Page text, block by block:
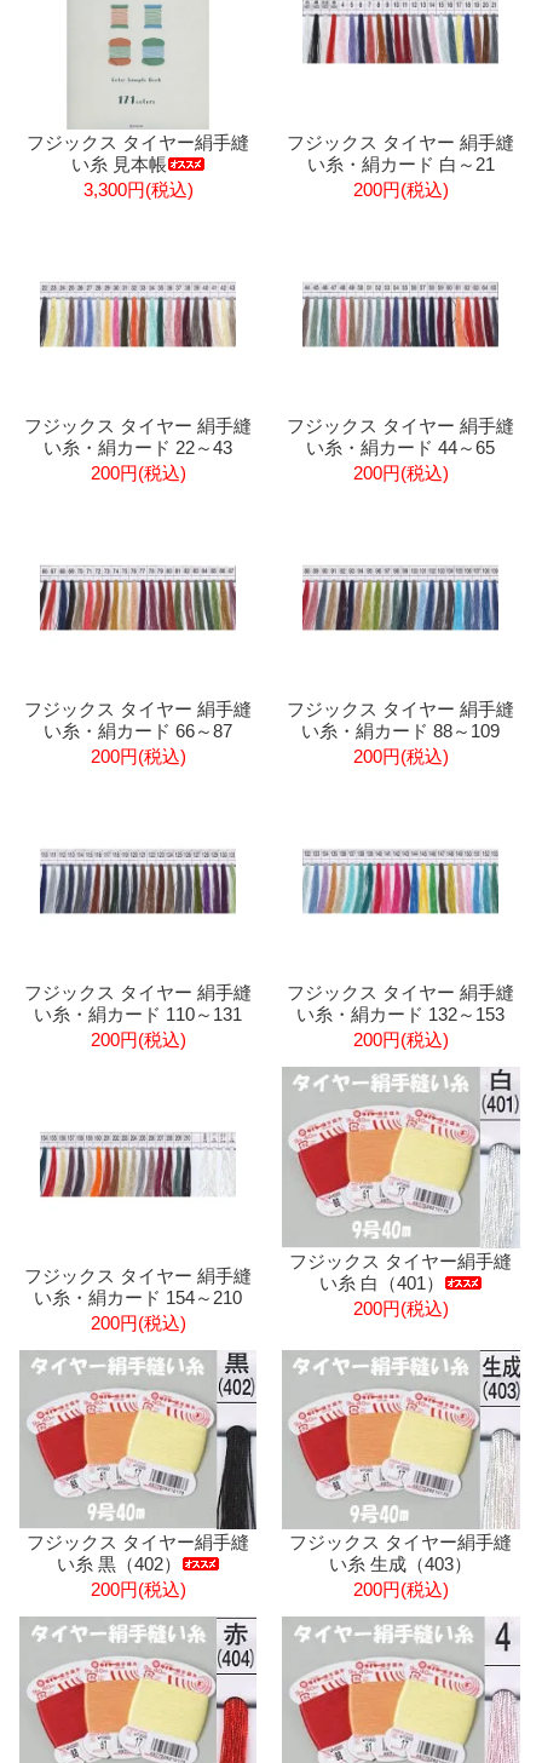
フジックス タイヤー絹手縫
い糸 見本帳
3,300円(税込)
フジックス タイヤー 絹手縫
い糸・絹カード 白～21
200円(税込)
フジックス タイヤー 絹手縫
い糸・絹カード 22～43
200円(税込)
フジックス タイヤー 絹手縫
い糸・絹カード 44～65
200円(税込)
フジックス タイヤー 絹手縫
い糸・絹カード 66～87
200円(税込)
フジックス タイヤー 絹手縫
い糸・絹カード 88～109
200円(税込)
フジックス タイヤー 絹手縫
い糸・絹カード 110～131
200円(税込)
フジックス タイヤー 絹手縫
い糸・絹カード 132～153
200円(税込)
フジックス タイヤー 絹手縫
い糸・絹カード 154～210
200円(税込)
フジックス タイヤー絹手縫
い糸 白（401）
200円(税込)
フジックス タイヤー絹手縫
い糸 黒（402）
200円(税込)
フジックス タイヤー絹手縫
い糸 生成（403）
200円(税込)